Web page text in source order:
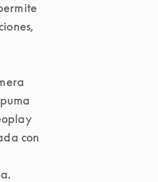
con